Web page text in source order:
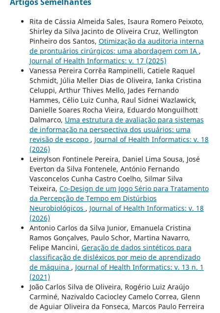
Rita de Cássia Almeida Sales, Isaura Romero Peixoto,
Shirley da Silva Jacinto de Oliveira Cruz, Wellington
Pinheiro dos Santos, Otimização da auditoria interna
de prontuários cirúrgicos: uma abordagem com IA ,
Journal of Health Informatics: v. 17 (2025)
Vanessa Pereira Corrêa Rampinelli, Catiele Raquel
Schmidt, Júlia Meller Dias de Oliveira, Ianka Cristina
Celuppi, Arthur Thives Mello, Jades Fernando
Hammes, Célio Luiz Cunha, Raul Sidnei Wazlawick,
Danielle Soares Rocha Vieira, Eduardo Monguilhott
Dalmarco, Uma estrutura de avaliação para sistemas
de informação na perspectiva dos usuários: uma
revisão de escopo , Journal of Health Informatics: v. 18
(2026)
Leinylson Fontinele Pereira, Daniel Lima Sousa, José
Everton da Silva Fontenele, António Fernando
Vasconcelos Cunha Castro Coelho, Silmar Silva
Teixeira, Co-Design de um Jogo Sério para Tratamento
da Percepção de Tempo em Distúrbios
Neurobiológicos , Journal of Health Informatics: v. 18
(2026)
Antonio Carlos da Silva Junior, Emanuela Cristina
Ramos Gonçalves, Paulo Schor, Martina Navarro,
Felipe Mancini, Geração de dados sintéticos para
classificação de disléxicos por meio de aprendizado
de máquina , Journal of Health Informatics: v. 13 n. 1
(2021)
João Carlos Silva de Oliveira, Rogério Luiz Araújo
Carminé, Nazivaldo Caciocley Camelo Correa, Glenn
de Aguiar Oliveira da Fonseca, Marcos Paulo Ferreira